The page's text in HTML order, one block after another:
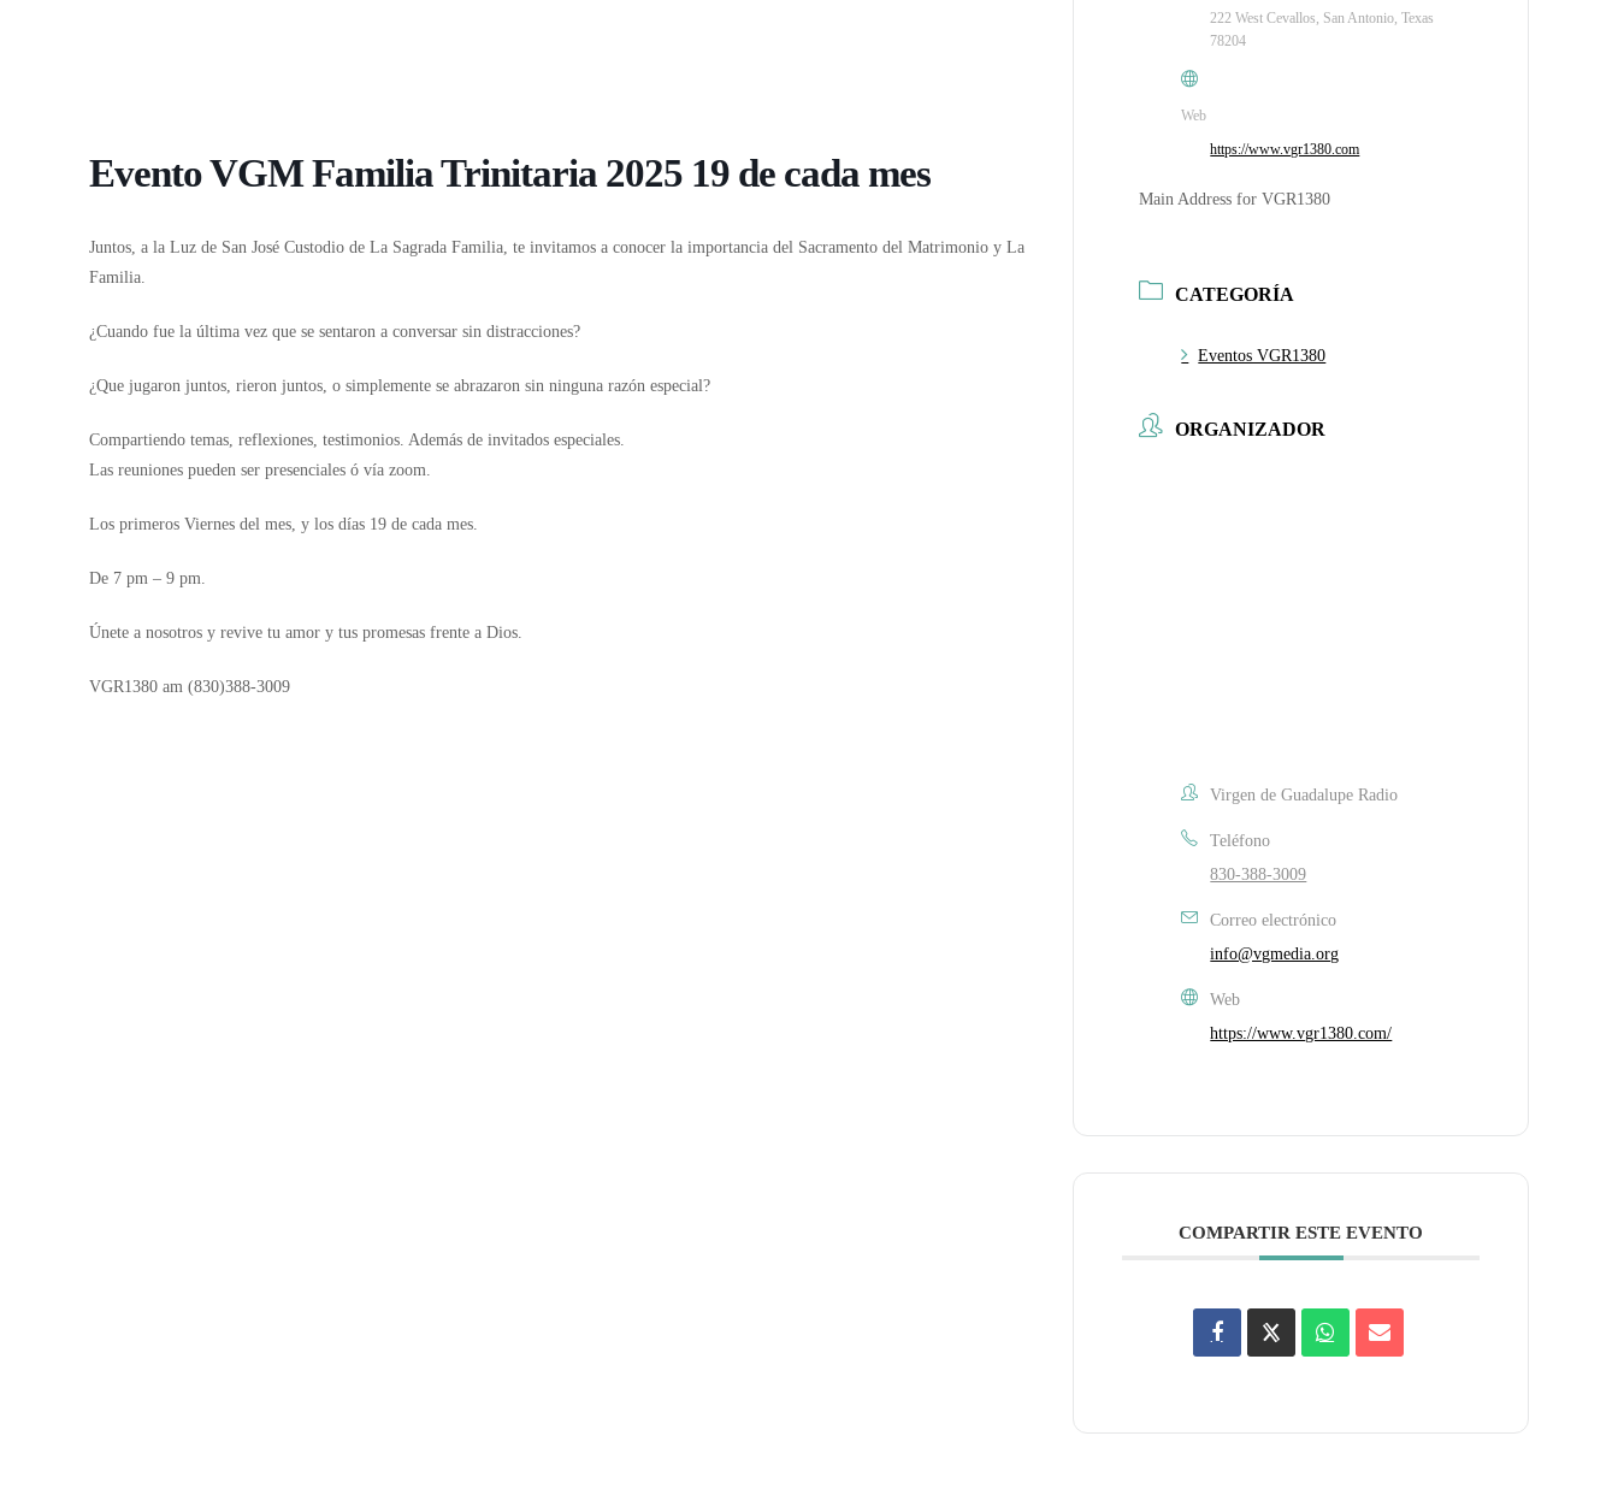
Evento VGM Familia Trinitaria 2025 19 de cada mes
Juntos, a la Luz de San José Custodio de La Sagrada Familia, te invitamos a conocer la importancia del Sacramento del Matrimonio y La
Familia.
¿Cuando fue la última vez que se sentaron a conversar sin distracciones?
¿Que jugaron juntos, rieron juntos, o simplemente se abrazaron sin ninguna razón especial?
Compartiendo temas, reflexiones, testimonios. Además de invitados especiales.
Las reuniones pueden ser presenciales ó vía zoom.
Los primeros Viernes del mes, y los días 19 de cada mes.
De 7 pm – 9 pm.
Únete a nosotros y revive tu amor y tus promesas frente a Dios.
VGR1380 am (830)388-3009
222 West Cevallos, San Antonio, Texas
78204
Web
https://www.vgr1380.com
Main Address for VGR1380
CATEGORÍA
Eventos VGR1380
ORGANIZADOR
Virgen de Guadalupe Radio
Teléfono
830-388-3009
Correo electrónico
info@vgmedia.org
Web
https://www.vgr1380.com/
COMPARTIR ESTE EVENTO